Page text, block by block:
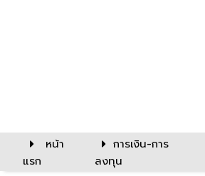
หน้า
แรก
การเงิน-การ
ลงทุน